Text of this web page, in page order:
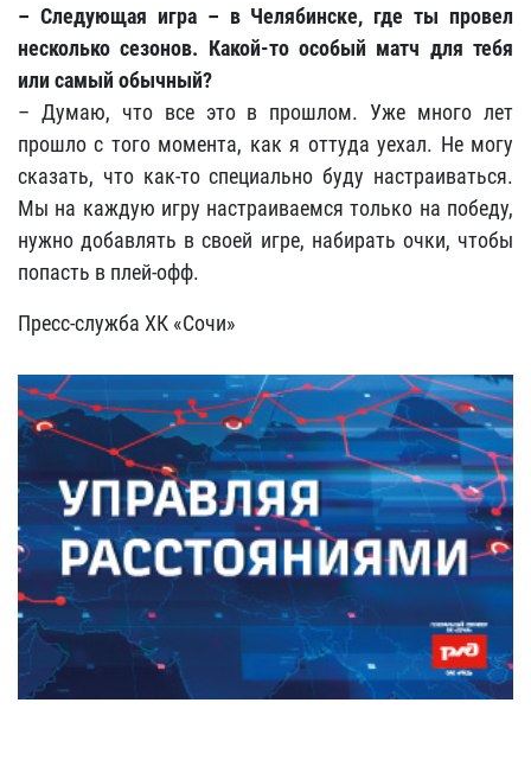
– Следующая игра – в Челябинске, где ты провел
несколько сезонов. Какой-то особый матч для тебя
или самый обычный?
– Думаю, что все это в прошлом. Уже много лет
прошло с того момента, как я оттуда уехал. Не могу
сказать, что как-то специально буду настраиваться.
Мы на каждую игру настраиваемся только на победу,
нужно добавлять в своей игре, набирать очки, чтобы
попасть в плей-офф.
Пресс-служба ХК «Сочи»